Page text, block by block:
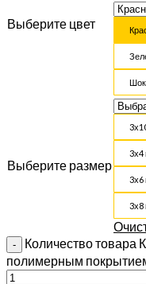
Выберите цвет
Выберите размер
3х4
3х6
3х8
Количество товара
полимерным